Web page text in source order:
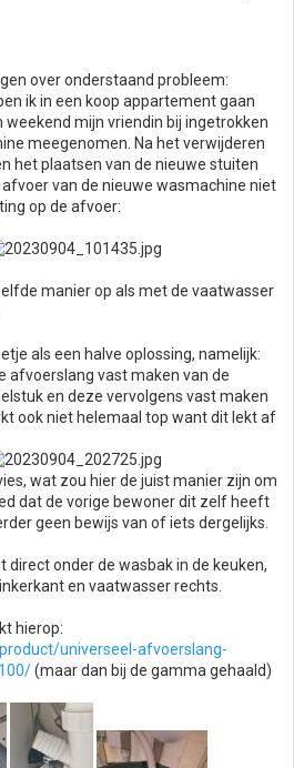
over onderstaand probleem:
ik in een koop appartement gaan
mijn vriendin bij ingetrokken
meegenomen. Na het verwijderen
het plaatsen van de nieuwe stuiten
van de nieuwe wasmachine niet
op de afvoer:
manier op als met de vaatwasser
als een halve oplossing, namelijk:
afvoerslang vast maken van de
en deze vervolgens vast maken
ook niet helemaal top want dit lekt af
wat zou hier de juist manier zijn om
dat de vorige bewoner dit zelf heeft
geen bewijs van of iets dergelijks.
direct onder de wasbak in de keuken,
en vaatwasser rechts.
hierop:
universeel-afvoerslang-
(maar dan bij de gamma gehaald)